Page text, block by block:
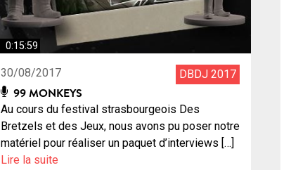
0:15:59
30/08/2017 DBDJ 2017
99 MONKEYS
Au cours du festival strasbourgeois Des
Bretzels et des Jeux, nous avons pu poser notre
matériel pour réaliser un paquet d’interviews […]
Lire la suite